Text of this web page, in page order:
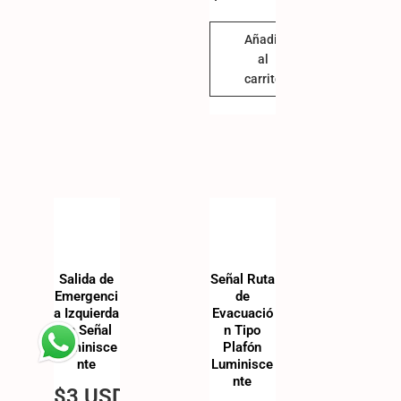
Añadir
al
carrito
Salida de
Emergenci
a Izquierda
en Señal
Luminisce
nte
Señal Ruta
de
Evacuació
n Tipo
Plafón
Luminisce
nte